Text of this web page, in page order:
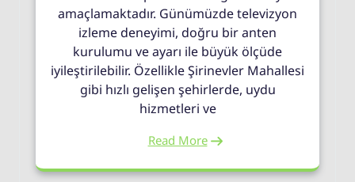
amaçlamaktadır. Günümüzde televizyon
izleme deneyimi, doğru bir anten
kurulumu ve ayarı ile büyük ölçüde
iyileştirilebilir. Özellikle Şirinevler Mahallesi
gibi hızlı gelişen şehirlerde, uydu
hizmetleri ve
Read More